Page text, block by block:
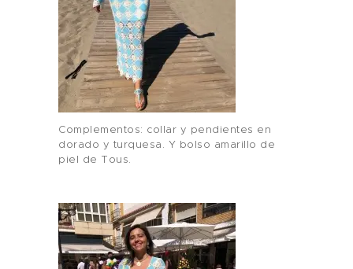
Complementos: collar y pendientes en
dorado y turquesa. Y bolso amarillo de
piel de Tous.